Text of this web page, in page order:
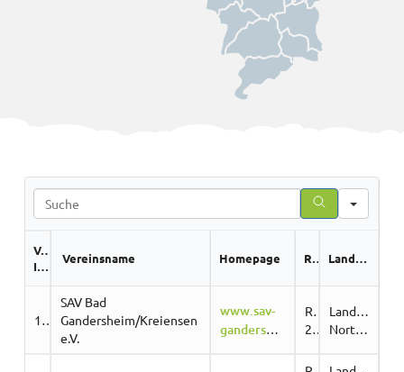
Search
Vereins-
ID
Vereinsname Homepage Region Landkreis
10532
SAV Bad
Gandersheim/Kreiensen
e.V.
www.sav-
gandersheim.de
Region
2
Landkreis
Northeim